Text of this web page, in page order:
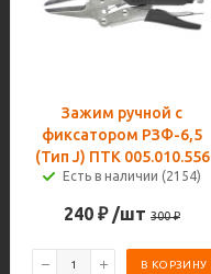
Зажим ручной с
фиксатором РЗФ-6,5
(Тип J) ПТК 005.010.556
Есть в наличии (2154)
240 ₽ /шт 300₽
В КОРЗИНУ